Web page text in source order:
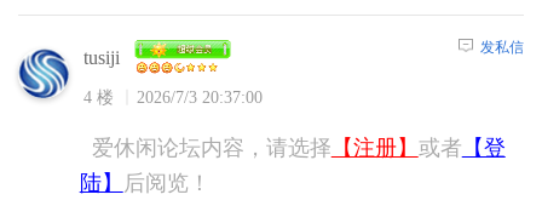
tusiji
4 楼 2026/7/3 20:37:00
发私信
爱休闲论坛内容，请选择 【注册】 或者 【登
陆】
后阅览！